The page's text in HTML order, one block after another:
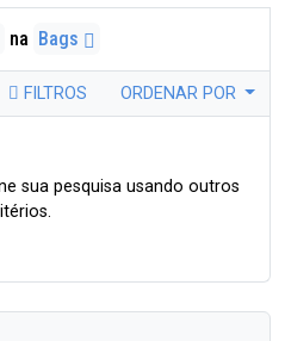
na Bags
FILTROS ORDENAR POR
sua pesquisa usando outros